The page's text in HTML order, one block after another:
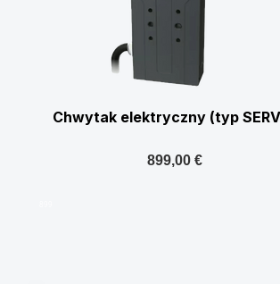
Chwytak elektryczny (typ
899,00 €